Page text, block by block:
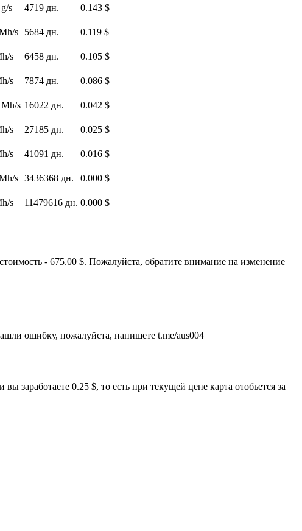
s 4719 дн. 0.143 $
s 5684 дн. 0.119 $
s 6458 дн. 0.105 $
s 7874 дн. 0.086 $
s 16022 дн. 0.042 $
s 27185 дн. 0.025 $
s 41091 дн. 0.016 $
s 3436368 дн. 0.000 $
s 11479616 дн. 0.000 $
- 675.00 $. Пожалуйста, обратите внимание на изменение
ошибку, пожалуйста, напишете t.me/aus004
0.25 $, то есть при текущей цене карта отобьется за